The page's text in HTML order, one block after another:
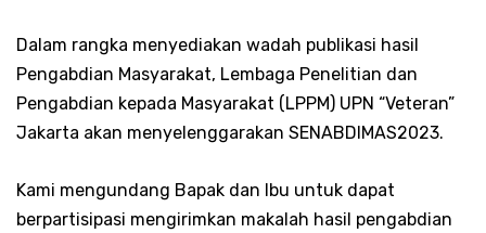
Dalam rangka menyediakan wadah publikasi hasil
Pengabdian Masyarakat, Lembaga Penelitian dan
Pengabdian kepada Masyarakat (LPPM) UPN “Veteran”
Jakarta akan menyelenggarakan SENABDIMAS2023.
Kami mengundang Bapak dan Ibu untuk dapat
berpartisipasi mengirimkan makalah hasil pengabdian